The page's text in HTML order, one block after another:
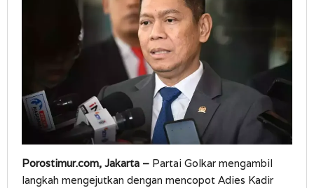
Porostimur.com, Jakarta – Partai Golkar mengambil
langkah mengejutkan dengan mencopot Adies Kadir